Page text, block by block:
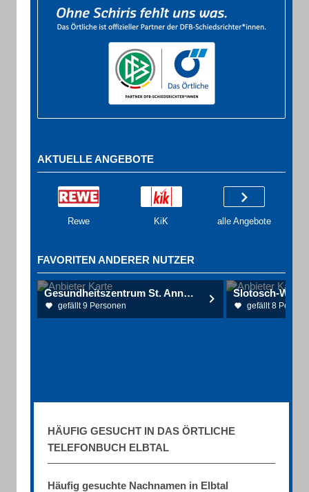
AKTUELLE ANGEBOTE
Rewe KiK alle Angebote
FAVORITEN ANDERER NUTZER
Gesundheitszentrum St. Anna - Krankenhausgesellschaft St. Vincenz mbH
gefällt 9 Personen gefällt 8
HÄUFIG GESUCHT IN DAS ÖRTLICHE
TELEFONBUCH ELBTAL
Häufig gesuchte Nachnamen in Elbtal